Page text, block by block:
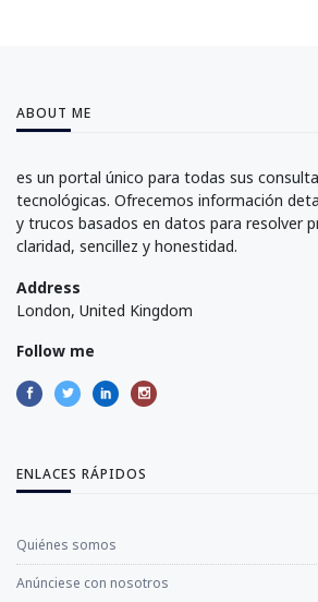
ABOUT ME
es un portal único para todas sus
tecnológicas. Ofrecemos información
y trucos basados en datos para resolver
claridad, sencillez y honestidad.
Address
London, United Kingdom
Follow me
ENLACES RÁPIDOS
Quiénes somos
Anúnciese con nosotros